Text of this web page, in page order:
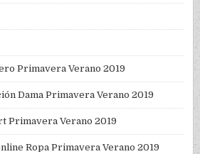
Primavera Verano 2019
Dama Primavera Verano 2019
Primavera Verano 2019
Ropa Primavera Verano 2019